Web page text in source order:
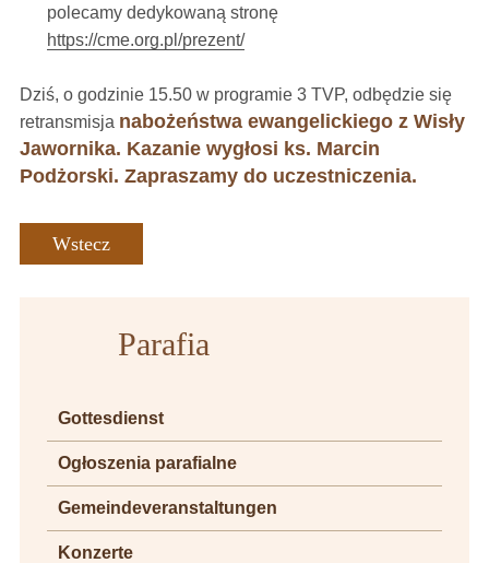
polecamy dedykowaną stronę
https://cme.org.pl/prezent/
Dziś, o godzinie 15.50 w programie 3 TVP, odbędzie się
retransmisja nabożeństwa ewangelickiego z Wisły
Jawornika. Kazanie wygłosi ks. Marcin
Podżorski. Zapraszamy do uczestniczenia.
Wstecz
Parafia
Gottesdienst
Ogłoszenia parafialne
Gemeindeveranstaltungen
Konzerte